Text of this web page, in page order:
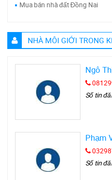
Mua bán nhà đất Đồng Nai
NHÀ MÔI GIỚI TRONG
Ngô
Số tin
Phạm
Số tin